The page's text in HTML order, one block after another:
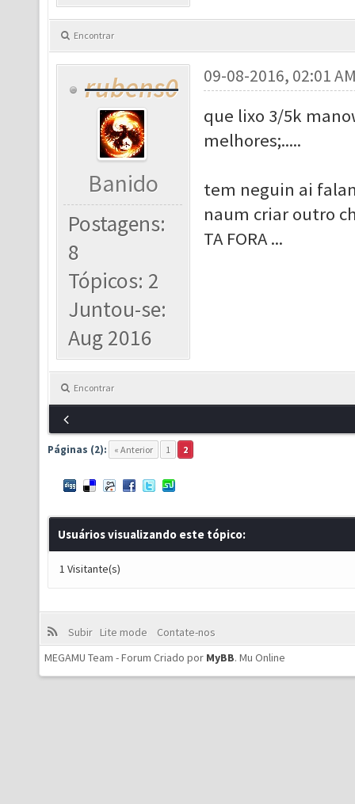
Encontrar
rubens0
Banido
Postagens:
8
Tópicos: 2
Juntou-se:
Aug 2016
09-08-2016, 02:01
que lixo 3/5k
melhores;.....
tem neguin ai
naum criar outro
TA FORA ...
Encontrar
Páginas (2): « Anterior 1 2
Usuários visualizando este tópico:
1 Visitante(s)
Subir Lite mode
Contate-nos
MEGAMU Team - Forum Criado por MyBB. Mu Online